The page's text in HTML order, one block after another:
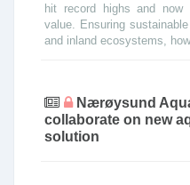
hit record highs and
value. Ensuring
and inland ecosystems,
Nærøysund
collaborate on new
solution